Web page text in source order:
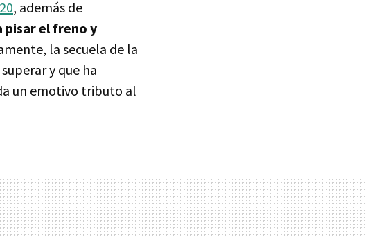
, además de
pisar el freno y
la secuela de la
y que ha
un emotivo tributo al